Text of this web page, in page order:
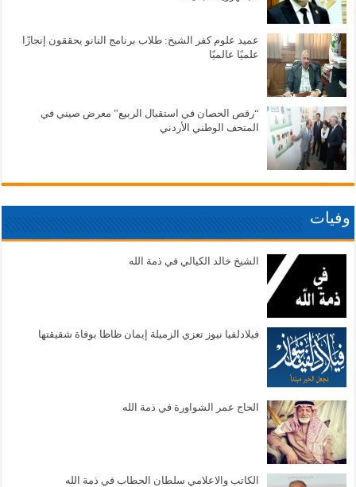
عميد علوم كفر الشيخ: طلاب برنامج النانو يحققون إنجازًا
علميًا عالميًا
“رقص الحصان في استقبال الربيع” معرض صيني في
المتحف الوطني الأردني
وفيات
الشيخ خالد الكيالي في ذمة الله
فيلادلفيا نيوز تعزي الزميلة إيمان ظاظا بوفاة شقيقتها
الحاج عمر الشواورة في ذمة الله
الكاتب والاعلامي سلطان الحطاب في ذمة الله